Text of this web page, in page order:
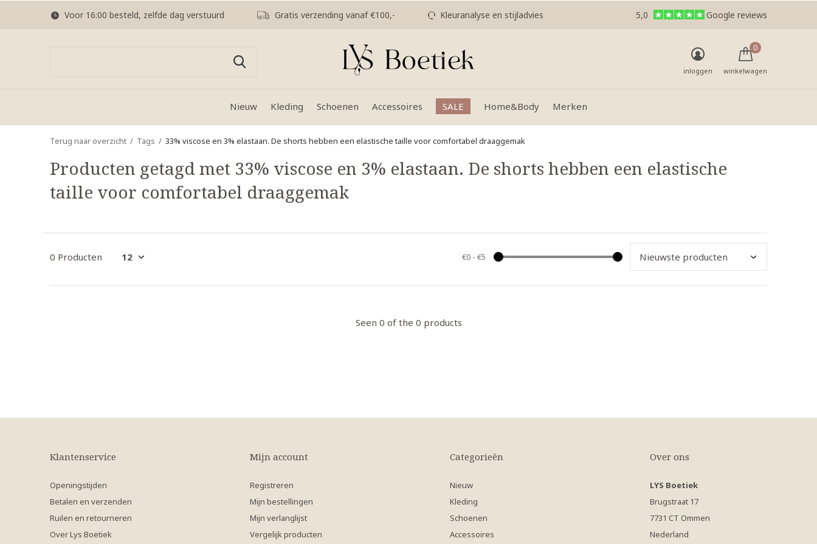
Nieuw Kleding Schoenen Accessoires SALE Home&Body Merken
inloggen winkelwagen
0
Voor 16:00 besteld, zelfde dag verstuurd Gratis verzending vanaf €100,- Kleuranalyse en stijladvies 5,0 Google reviews
Terug naar overzicht Tags 33% viscose en 3% elastaan. De shorts hebben een elastische taille voor comfortabel draaggemak
Producten getagd met 33% viscose en 3% elastaan. De shorts hebben een elastische
taille voor comfortabel draaggemak
0 Producten €0- €5
Seen 0 of the 0 products
Klantenservice
Openingstijden
Betalen en verzenden
Ruilen en retourneren
Over Lys Boetiek
Mijn account
Registreren
Mijn bestellingen
Mijn verlanglijst
Vergelijk producten
Categorieën
Nieuw
Kleding
Schoenen
Accessoires
Over ons
LYS Boetiek
Brugstraat 17
7731 CT Ommen
Nederland